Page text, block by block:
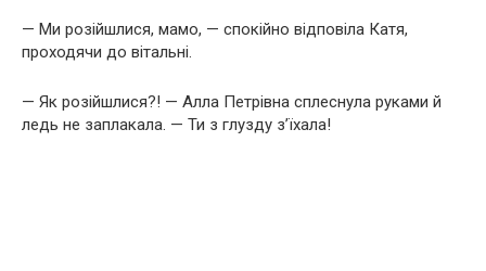
— Ми розійшлися, мамо, — спокійно відповіла Катя,
проходячи до вітальні.
— Як розійшлися?! — Алла Петрівна сплеснула руками й
ледь не заплакала. — Ти з глузду з’їхала!